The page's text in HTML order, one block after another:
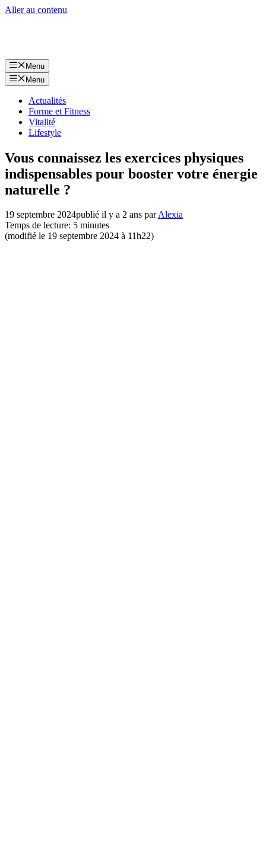
Aller au contenu
Menu
Menu
Actualités
Forme et Fitness
Vitalité
Lifestyle
Vous connaissez les exercices physiques
indispensables pour booster votre énergie
naturelle ?
19 septembre 2024publié il y a 2 ans parAlexia
Temps de lecture: 5 minutes
(modifié le 19 septembre 2024 à 11h22)